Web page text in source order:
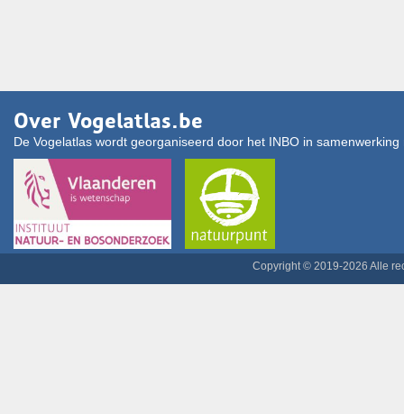
Over Vogelatlas.be
De Vogelatlas wordt georganiseerd door het INBO in
Copyright © 2019-2026 Alle